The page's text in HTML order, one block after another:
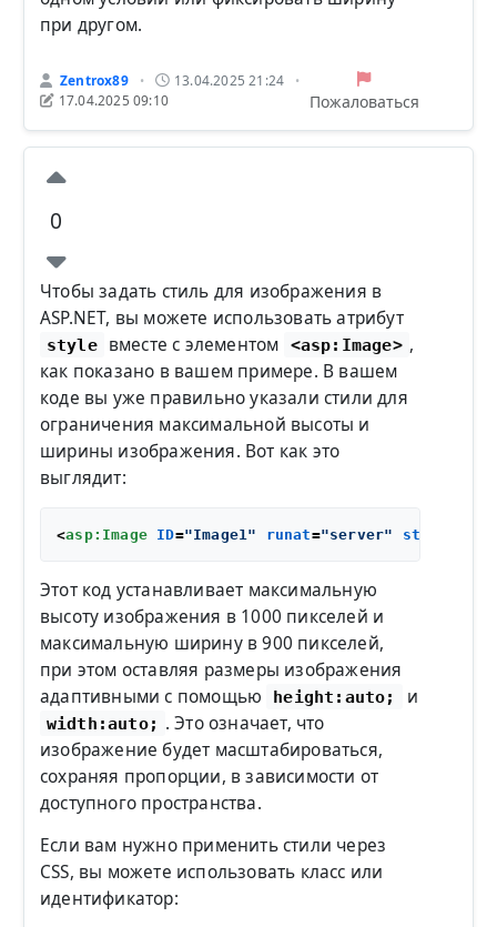
при другом.
Zentrox89 • 13.04.2025 21:24 •
17.04.2025 09:10 Пожаловаться
0
Чтобы задать стиль для изображения в
ASP.NET, вы можете использовать атрибут
style вместе с элементом <asp:Image> ,
как показано в вашем примере. В вашем
коде вы уже правильно указали стили для
ограничения максимальной высоты и
ширины изображения. Вот как это
выглядит:
<asp:Image ID="Image1" runat="server" style
Этот код устанавливает максимальную
высоту изображения в 1000 пикселей и
максимальную ширину в 900 пикселей,
при этом оставляя размеры изображения
адаптивными с помощью
height:auto; и
width:auto; . Это означает, что
изображение будет масштабироваться,
сохраняя пропорции, в зависимости от
доступного пространства.
Если вам нужно применить стили через
CSS, вы можете использовать класс или
идентификатор: